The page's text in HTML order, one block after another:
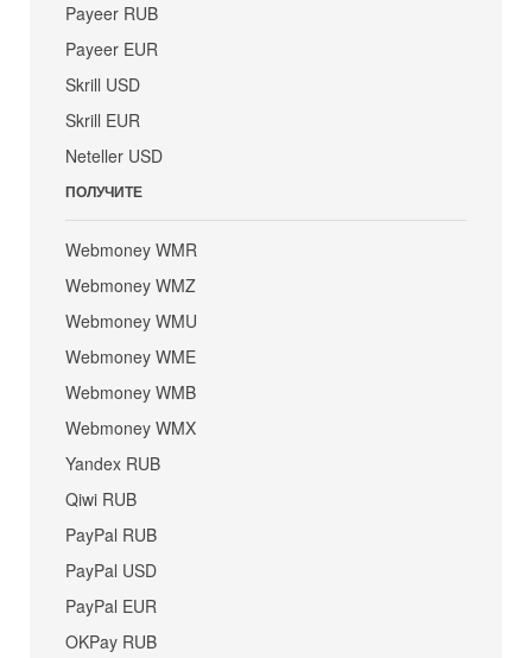
Payeer RUB
Payeer EUR
Skrill USD
Skrill EUR
Neteller USD
ПОЛУЧИТЕ
Webmoney WMR
Webmoney WMZ
Webmoney WMU
Webmoney WME
Webmoney WMB
Webmoney WMX
Yandex RUB
Qiwi RUB
PayPal RUB
PayPal USD
PayPal EUR
OKPay RUB